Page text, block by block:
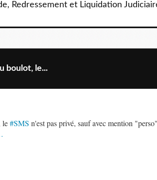
Redressement et Liquidation
boulot, le...
le#SMS n'est pas privé, sauf avec mention